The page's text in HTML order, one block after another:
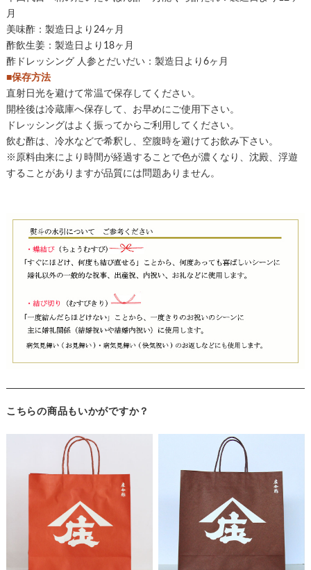
月
美味酢：製造日より24ヶ月
酢飲生姜：製造日より18ヶ月
酢ドレッシング 人参とだいだい：製造日より6ヶ月
■保存方法
直射日光を避けて常温で保存してください。
開栓後は冷蔵庫へ保存して、お早めにご使用下さい。
ドレッシングはよく振ってからご利用してください。
飲む酢は、冷水などで希釈し、空腹時を避けてお飲み下さい。
※原料由来により時間が経過することで色が濃くなり、沈殿、浮遊
することがありますが品質には問題ありません。
こちらの商品もいかがですか？